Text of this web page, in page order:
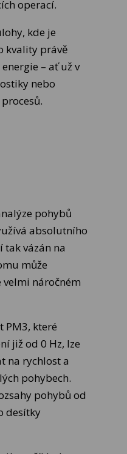
operací.
kde je
kvality právě
– ať už v
nebo
pohybů
absolutního
tak vázán na
může
náročném
PM3, které
již od 0 Hz, lze
na rychlost a
pohybech.
pohybů od
desítky